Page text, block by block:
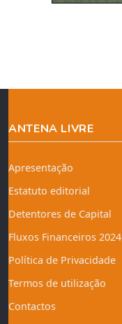
ANTENA LIVRE
Apresentação
Estatuto editorial
Detentores de Capital
Fluxos Financeiros 2024
Política de Privacidade
Termos de utilização
Contactos